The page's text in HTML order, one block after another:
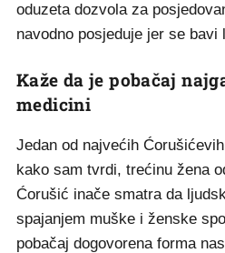
oduzeta dozvola za
navodno posjeduje jer se bavi
Kaže da je pobačaj
medicini
Jedan od najvećih
kako sam tvrdi, trećinu žena
Ćorušić inače smatra da
spajanjem muške i ženske
pobačaj dogovorena forma